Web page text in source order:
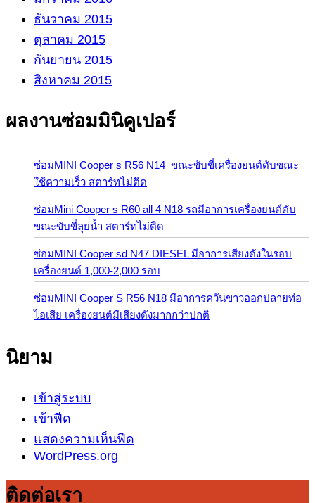
ธันวาคม 2015
ตุลาคม 2015
กันยายน 2015
สิงหาคม 2015
ผลงานซ่อมมินิคูเปอร์
ซ่อมMINI Cooper s R56 N14 ขณะขับขี่เครื่องยนต์ดับขณะ
ใช้ความเร็ว สตาร์ทไม่ติด
ซ่อมMini Cooper s R60 all 4 N18 รถมีอาการเครื่องยนต์ดับ
ขณะขับขี่ลุยน้ำ สตาร์ทไม่ติด
ซ่อมMINI Cooper sd N47 DIESEL มีอาการเสียงดังในรอบ
เครื่องยนต์ 1,000-2,000 รอบ
ซ่อมMINI Cooper S R56 N18 มีอาการควันขาวออกปลายท่อ
ไอเสีย เครื่องยนต์มีเสียงดังมากกว่าปกติ
นิยาม
เข้าสู่ระบบ
เข้าฟีด
แสดงความเห็นฟีด
WordPress.org
ติดต่อเรา